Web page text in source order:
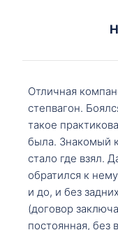
Отличная
степвагон.
такое
была. Знакомый
стало где взял.
обратился к
и до, и без
(договор
постоянная, без